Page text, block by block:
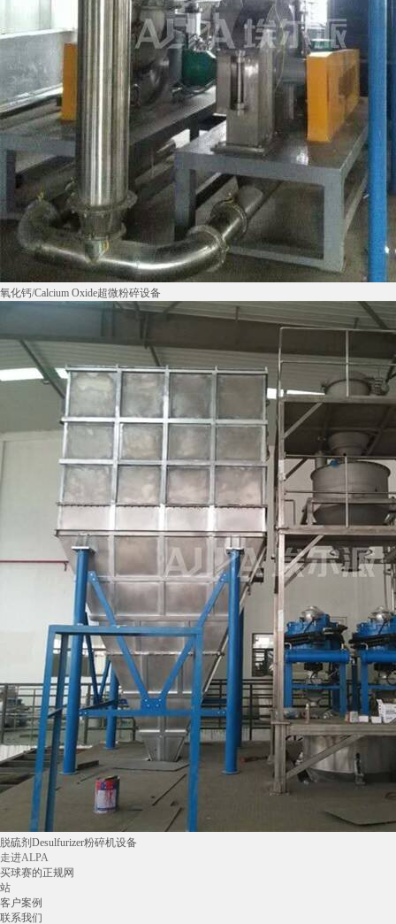
氧化钙/Calcium Oxide超微粉碎设备
脱硫剂Desulfurizer粉碎机设备
走进ALPA
买球赛的正规网
站
客户案例
联系我们